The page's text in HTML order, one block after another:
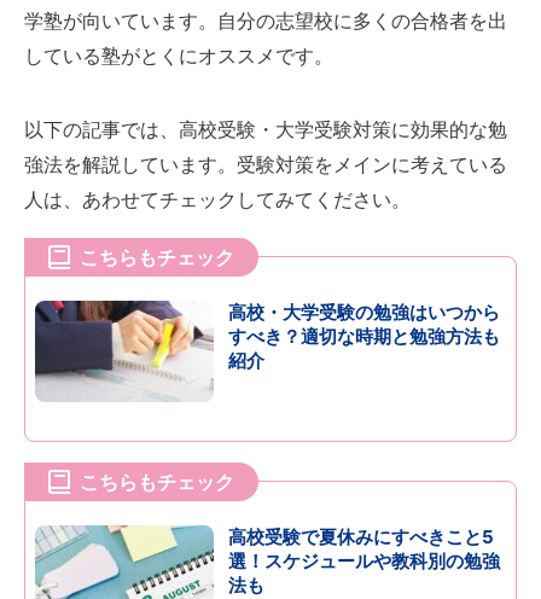
学塾が向いています。自分の志望校に多くの合格者を出
している塾がとくにオススメです。
以下の記事では、高校受験・大学受験対策に効果的な勉
強法を解説しています。受験対策をメインに考えている
人は、あわせてチェックしてみてください。
こちらもチェック
高校・大学受験の勉強はいつから
すべき？適切な時期と勉強方法も
紹介
こちらもチェック
高校受験で夏休みにすべきこと5
選！スケジュールや教科別の勉強
法も